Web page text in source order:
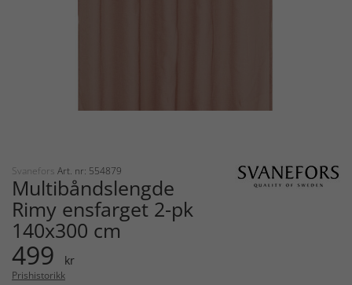
Svanefors Art. nr: 554879
Multibåndslengde
Rimy ensfarget 2-pk
140x300 cm
499 kr
Prishistorikk